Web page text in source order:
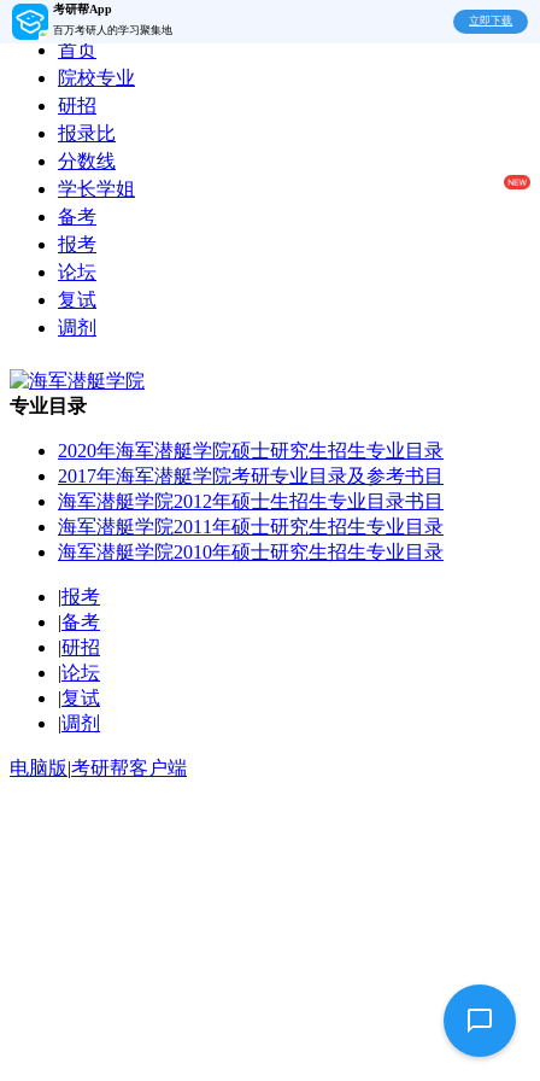
考研帮App
百万考研人的学习聚集地
立即下载
首页
院校专业
研招
报录比
分数线
学长学姐
备考
报考
论坛
复试
调剂
专业目录
2020年海军潜艇学院硕士研究生招生专业目录
2017年海军潜艇学院考研专业目录及参考书目
海军潜艇学院2012年硕士生招生专业目录书目
海军潜艇学院2011年硕士研究生招生专业目录
海军潜艇学院2010年硕士研究生招生专业目录
|报考
|备考
|研招
|论坛
|复试
|调剂
电脑版|考研帮客户端